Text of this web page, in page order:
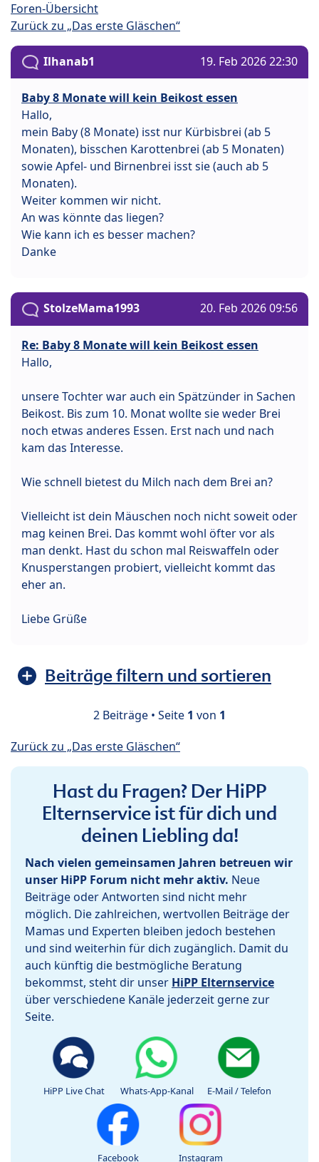
Foren-Übersicht
Zurück zu „Das erste Gläschen“
Ilhanab1 19. Feb 2026 22:30
Baby 8 Monate will kein Beikost essen
Hallo,
mein Baby (8 Monate) isst nur Kürbisbrei (ab 5
Monaten), bisschen Karottenbrei (ab 5 Monaten)
sowie Apfel- und Birnenbrei isst sie (auch ab 5
Monaten).
Weiter kommen wir nicht.
An was könnte das liegen?
Wie kann ich es besser machen?
Danke
StolzeMama1993 20. Feb 2026 09:56
Re: Baby 8 Monate will kein Beikost essen
Hallo,
unsere Tochter war auch ein Spätzünder in Sachen
Beikost. Bis zum 10. Monat wollte sie weder Brei
noch etwas anderes Essen. Erst nach und nach
kam das Interesse.
Wie schnell bietest du Milch nach dem Brei an?
Vielleicht ist dein Mäuschen noch nicht soweit oder
mag keinen Brei. Das kommt wohl öfter vor als
man denkt. Hast du schon mal Reiswaffeln oder
Knusperstangen probiert, vielleicht kommt das
eher an.
Liebe Grüße
Beiträge filtern und sortieren
2 Beiträge • Seite 1 von 1
Zurück zu „Das erste Gläschen“
Hast du Fragen? Der HiPP
Elternservice ist für dich und
deinen Liebling da!
Nach vielen gemeinsamen Jahren betreuen wir
unser HiPP Forum nicht mehr aktiv. Neue
Beiträge oder Antworten sind nicht mehr
möglich. Die zahlreichen, wertvollen Beiträge der
Mamas und Experten bleiben jedoch bestehen
und sind weiterhin für dich zugänglich. Damit du
auch künftig die bestmögliche Beratung
bekommst, steht dir unser HiPP Elternservice
über verschiedene Kanäle jederzeit gerne zur
Seite.
HiPP Live Chat Whats-App-Kanal E-Mail / Telefon
Facebook Instagram